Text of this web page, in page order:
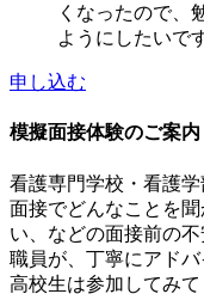
くなったので、
ようにしたいで
申し込む
模擬面接体験のご案内
看護専門学校・看護
面接でどんなことを
い、などの面接前の
職員が、丁寧にアド
高校生は参加してみて